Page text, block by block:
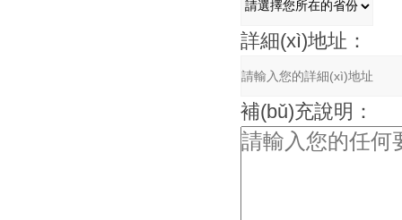
詳細(xì)地址：
補(bǔ)充說明：